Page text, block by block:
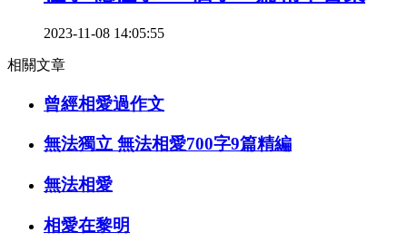
2023-11-08 14:05:55
相關文章
曾經相愛過作文
無法獨立 無法相愛700字9篇精編
無法相愛
相愛在黎明